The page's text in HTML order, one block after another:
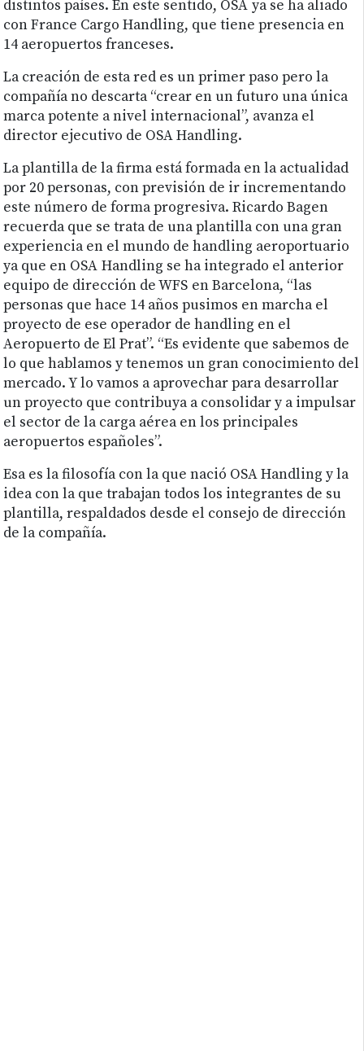
distintos países. En este sentido, OSA ya se ha aliado
con France Cargo Handling, que tiene presencia en
14 aeropuertos franceses.
La creación de esta red es un primer paso pero la
compañía no descarta “crear en un futuro una única
marca potente a nivel internacional”, avanza el
director ejecutivo de OSA Handling.
La plantilla de la firma está formada en la actualidad
por 20 personas, con previsión de ir incrementando
este número de forma progresiva. Ricardo Bagen
recuerda que se trata de una plantilla con una gran
experiencia en el mundo de handling aeroportuario
ya que en OSA Handling se ha integrado el anterior
equipo de dirección de WFS en Barcelona, “las
personas que hace 14 años pusimos en marcha el
proyecto de ese operador de handling en el
Aeropuerto de El Prat”. “Es evidente que sabemos de
lo que hablamos y tenemos un gran conocimiento del
mercado. Y lo vamos a aprovechar para desarrollar
un proyecto que contribuya a consolidar y a impulsar
el sector de la carga aérea en los principales
aeropuertos españoles”.
Esa es la filosofía con la que nació OSA Handling y la
idea con la que trabajan todos los integrantes de su
plantilla, respaldados desde el consejo de dirección
de la compañía.